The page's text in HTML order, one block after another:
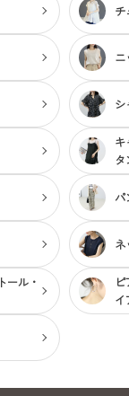
チ
ニ
シ
キ
パ
ネ
ール・
ピ
イ